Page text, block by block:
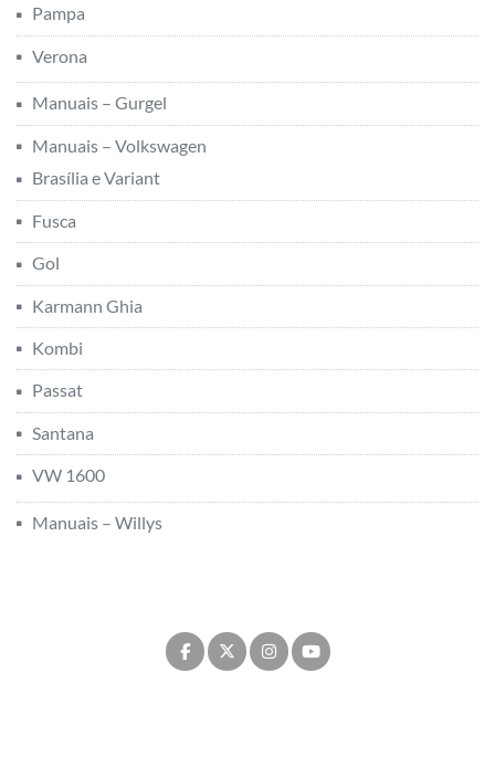
Pampa
Verona
Manuais – Gurgel
Manuais – Volkswagen
Brasília e Variant
Fusca
Gol
Karmann Ghia
Kombi
Passat
Santana
VW 1600
Manuais – Willys